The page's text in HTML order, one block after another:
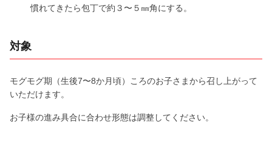
慣れてきたら包丁で約３〜５㎜角にする。
対象
モグモグ期（生後7〜8か月頃）ころのお子さまから召し上がって
いただけます。
お子様の進み具合に合わせ形態は調整してください。